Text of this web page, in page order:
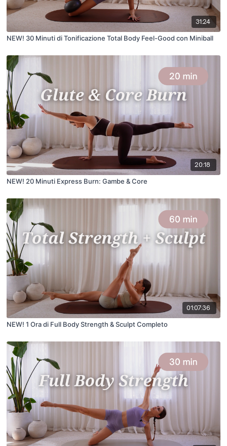
31:24
NEW! 30 Minuti di Tonificazione Total Body Feel-Good con Miniball
20:18
NEW! 20 Minuti Express Burn: Gambe & Core
01:07:36
NEW! 1 Ora di Full Body Strength & Sculpt Completo